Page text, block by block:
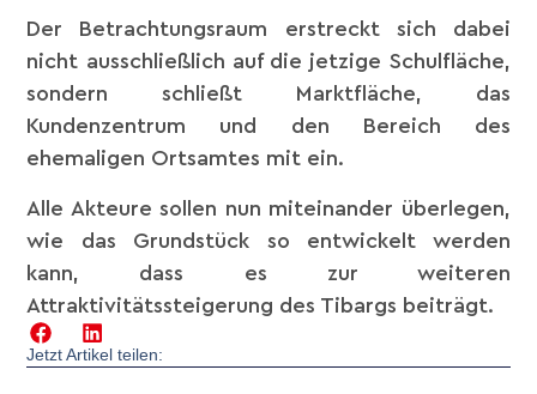
Der Betrachtungsraum erstreckt sich dabei
nicht ausschließlich auf die jetzige Schulfläche,
sondern schließt Marktfläche, das
Kundenzentrum und den Bereich des
ehemaligen Ortsamtes mit ein.
Alle Akteure sollen nun miteinander überlegen,
wie das Grundstück so entwickelt werden
kann, dass es zur weiteren
Attraktivitätssteigerung des Tibargs beiträgt.
Jetzt Artikel teilen: